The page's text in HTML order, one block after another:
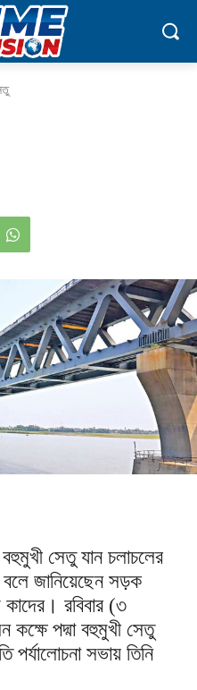
সেতু যান চলাচলের
জানিয়েছেন সড়ক
রবিবার (৩
কক্ষে পদ্মা বহুমুখী সেতু
পর্যালোচনা সভায় তিনি